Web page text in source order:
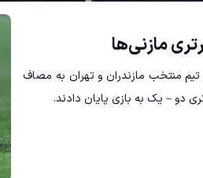
مازنی‌ها
آزادی دو تیم منتخب مازندران و تهران به مصاف
دو – یک به بازی پایان دادند.